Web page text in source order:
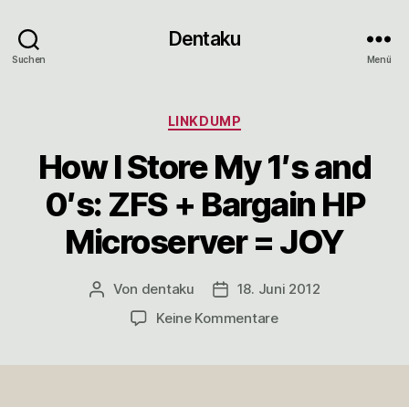
Suchen
Dentaku
Menü
Kategorien
LINKDUMP
How I Store My 1′s and
0′s: ZFS + Bargain HP
Microserver = JOY
Beitragsautor
Von dentaku Veröffentlichungsdatum
18. Juni 2012
Keine Kommentarezu